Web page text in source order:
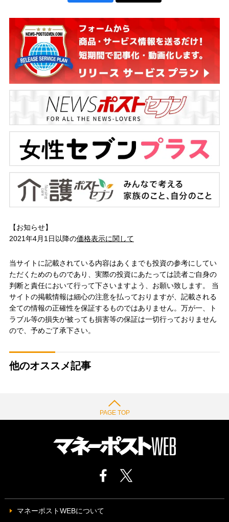
【お知らせ】
2021年4月1日以降の価格表示に関して
当サイトに記載されている内容はあくまでも投資の参考にしてい
ただくためのものであり、実際の投資にあたっては読者ご自身の
判断と責任において行って下さいますよう、お願い致します。 当
サイトの掲載情報は細心の注意を払っておりますが、記載される
全ての情報の正確性を保証するものではありません。万が一、ト
ラブル等の損失が被っても損害等の保証は一切行っておりません
ので、予めご了承下さい。
他のオススメ記事
PAGE TOP
マネーポストWEBについて